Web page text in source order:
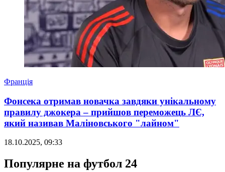
Франція
Фонсека отримав новачка завдяки унікальному
правилу джокера – прийшов переможець ЛЄ,
який називав Маліновського "лайном"
18.10.2025, 09:33
Популярне на футбол 24